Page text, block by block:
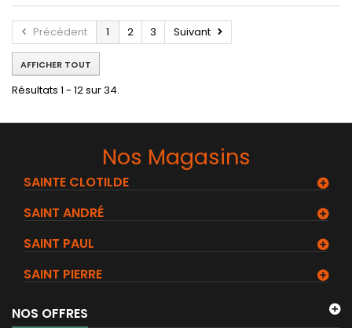
Précédent 1 2 3 Suivant
AFFICHER TOUT
Résultats 1 - 12 sur 34.
Nos Magasins
SAINTE CLOTILDE
SAINT ANDRÉ
SAINT PAUL
SAINT PIERRE
NOS OFFRES